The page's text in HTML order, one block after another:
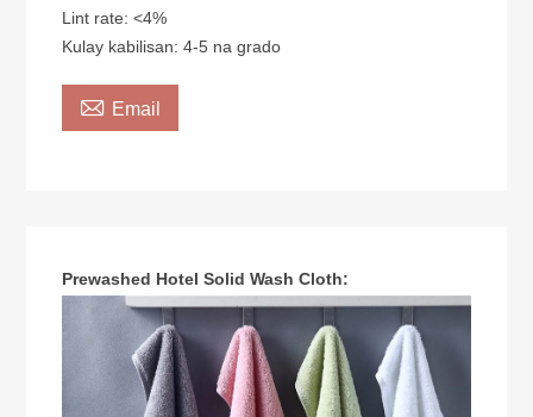
Lint rate: <4%
Kulay kabilisan: 4-5 na grado
 Email
Prewashed Hotel Solid Wash Cloth: